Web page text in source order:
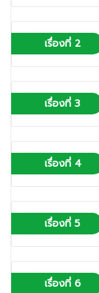
เรื่องที่ 2
เรื่องที่ 3
เรื่องที่ 4
เรื่องที่ 5
เรื่องที่ 6